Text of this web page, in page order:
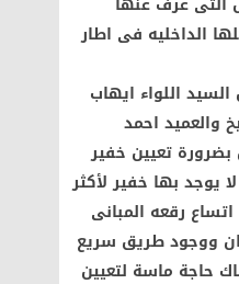
الداخليه فى اطار
اللواء ايهاب
والعميد احمد
تعيين خفير
يوجد بها خفير لأكثر
رقعه المبانى
ووجود طريق سريع
حاجة ماسة لتعيين